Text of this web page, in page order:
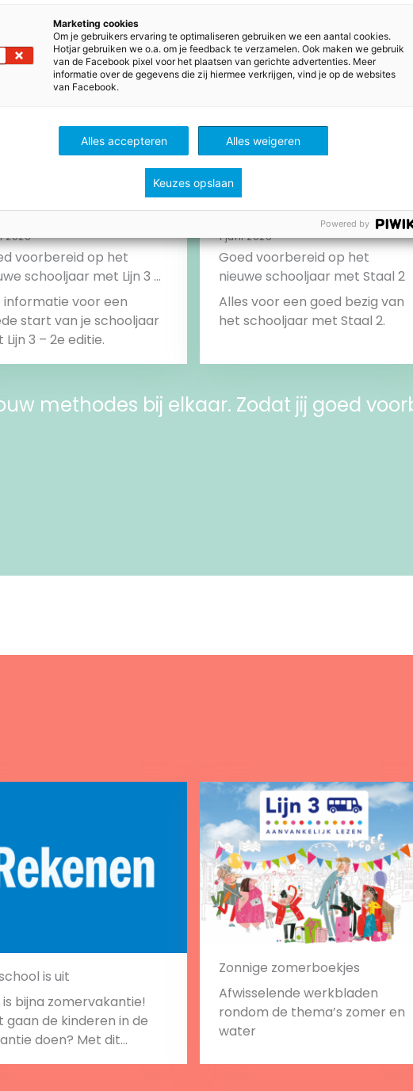
2026
voorbereid op het
schooljaar met Lijn 3 –
informatie voor een
start van je schooljaar
met Lijn 3 – 2e editie.
1 juni 2026
Goed voorbereid op het
nieuwe schooljaar met Staal 2
Alles voor een goed bezig van
het schooljaar met Staal 2.
methodes bij elkaar. Zodat jij goed
is uit
is bijna zomervakantie!
gaan de kinderen in de
doen? Met dit
Zonnige zomerboekjes
Afwisselende werkbladen
rondom de thema’s zomer en
water
Marketing cookies
Om je gebruikers ervaring te optimaliseren gebruiken we een aantal cookies.
Hotjar gebruiken we o.a. om je feedback te verzamelen. Ook maken we gebruik
van de Facebook pixel voor het plaatsen van gerichte advertenties. Meer
informatie over de gegevens die zij hiermee verkrijgen, vind je op de websites
van Facebook.
Alles accepteren Alles weigeren
Keuzes opslaan
Powered by